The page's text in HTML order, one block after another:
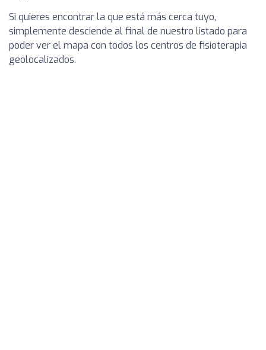
Si quieres encontrar la que está más cerca tuyo,
simplemente desciende al final de nuestro listado para
poder ver el mapa con todos los centros de fisioterapia
geolocalizados.